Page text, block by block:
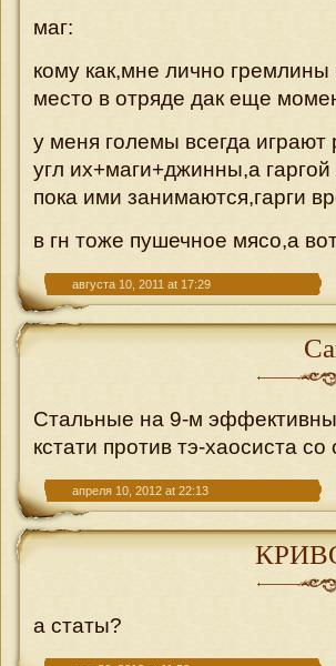
маг:
кому как,мне лично
место в отряде дак еще
у меня големы всегда
угл их+маги+джинны,а
пока ими занимаются,гарги
в гн тоже пушечное мясо,а
августа 10, 2011 at 17:29
Стальные на 9-м
кстати против тэ-хаосиста
апреля 10, 2012 at 22:13
а статы?